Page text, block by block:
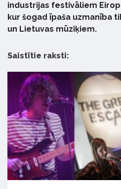
industrijas festivāliem
kur šogad īpaša uzmanība
un Lietuvas mūziķiem.
Saistītie raksti: